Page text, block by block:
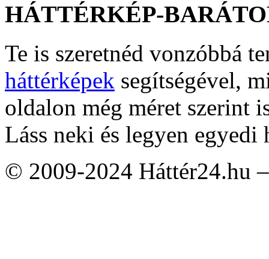
HÁTTÉRKÉP-
Te is szeretnéd vonzóbbá
háttérképek segítségével,
oldalon még méret szerint
Láss neki és legyen egyedi
© 2009-2024 Háttér24.hu